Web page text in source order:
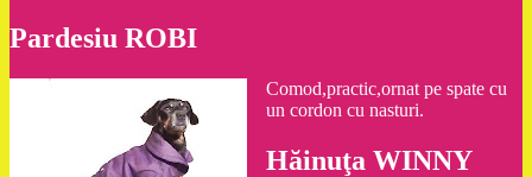
Pardesiu ROBI
Comod,practic,ornat pe spate cu
un cordon cu nasturi.
Hăinuţa WINNY